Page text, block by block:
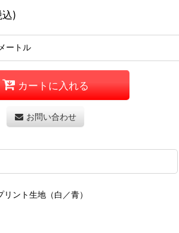
込)
ートル
カートに入れる
お問い合わせ
ント生地（白／青）